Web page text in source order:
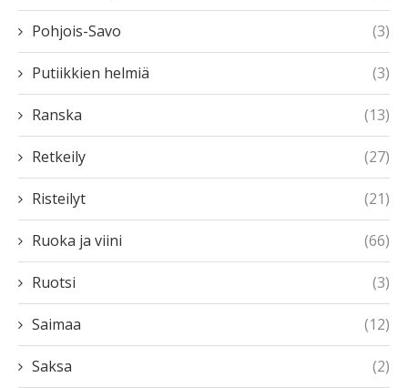
Pohjois-Savo (3)
Putiikkien helmiä (3)
Ranska (13)
Retkeily (27)
Risteilyt (21)
Ruoka ja viini (66)
Ruotsi (3)
Saimaa (12)
Saksa (2)